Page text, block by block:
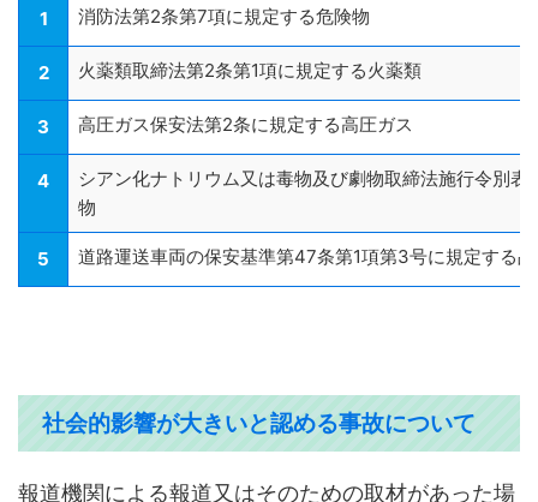
1 消防法第2条第7項に規定する危険物
2 火薬類取締法第2条第1項に規定する火薬類
3 高圧ガス保安法第2条に規定する高圧ガス
4
シアン化ナトリウム又は毒物及び劇物取締法施行令別表
物
5 道路運送車両の保安基準第47条第1項第3号に規定する
社会的影響が大きいと認める事故について
報道機関による報道又はそのための取材があった場